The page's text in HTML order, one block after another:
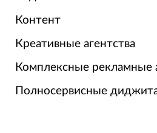
Контент
Креативные агентства
Комплексные рекламные
Полносервисные